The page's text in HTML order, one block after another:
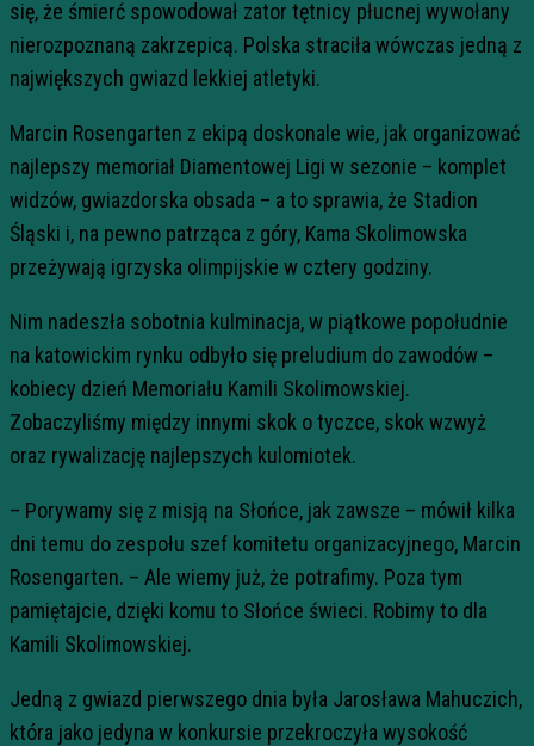
się, że śmierć spowodował zator tętnicy płucnej wywołany
nierozpoznaną zakrzepicą. Polska straciła wówczas jedną z
największych gwiazd lekkiej atletyki.
Marcin Rosengarten z ekipą doskonale wie, jak organizować
najlepszy memoriał Diamentowej Ligi w sezonie – komplet
widzów, gwiazdorska obsada – a to sprawia, że Stadion
Śląski i, na pewno patrząca z góry, Kama Skolimowska
przeżywają igrzyska olimpijskie w cztery godziny.
Nim nadeszła sobotnia kulminacja, w piątkowe popołudnie
na katowickim rynku odbyło się preludium do zawodów –
kobiecy dzień Memoriału Kamili Skolimowskiej.
Zobaczyliśmy między innymi skok o tyczce, skok wzwyż
oraz rywalizację najlepszych kulomiotek.
– Porywamy się z misją na Słońce, jak zawsze – mówił kilka
dni temu do zespołu szef komitetu organizacyjnego, Marcin
Rosengarten. – Ale wiemy już, że potrafimy. Poza tym
pamiętajcie, dzięki komu to Słońce świeci. Robimy to dla
Kamili Skolimowskiej.
Jedną z gwiazd pierwszego dnia była Jarosława Mahuczich,
która jako jedyna w konkursie przekroczyła wysokość